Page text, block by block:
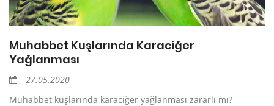
Muhabbet Kuşlarında Karaciğer
Yağlanması
27.05.2020
Muhabbet kuşlarında karaciğer yağlanması zararlı mı?